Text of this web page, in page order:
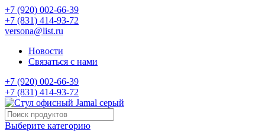
+7 (920) 002-66-39
+7 (831) 414-93-72
versona@list.ru
Новости
Связаться с нами
+7 (920) 002-66-39
+7 (831) 414-93-72
Выберите категорию